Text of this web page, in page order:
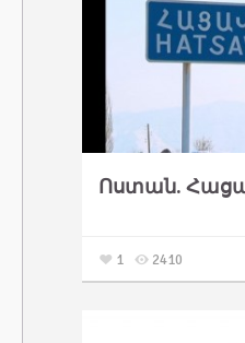
Ոստան.
1 2410